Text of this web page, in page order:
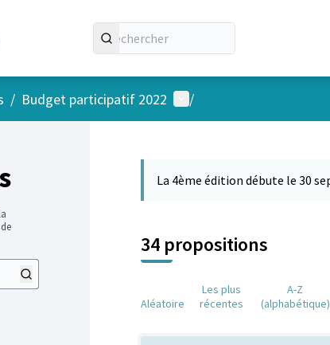
/ Budget participatif 2022 Menu utilisateur
/
La 4ème édition débute le 30
34 propositions
Aléatoire
Les plus
récentes
A-Z
(alphabétique)